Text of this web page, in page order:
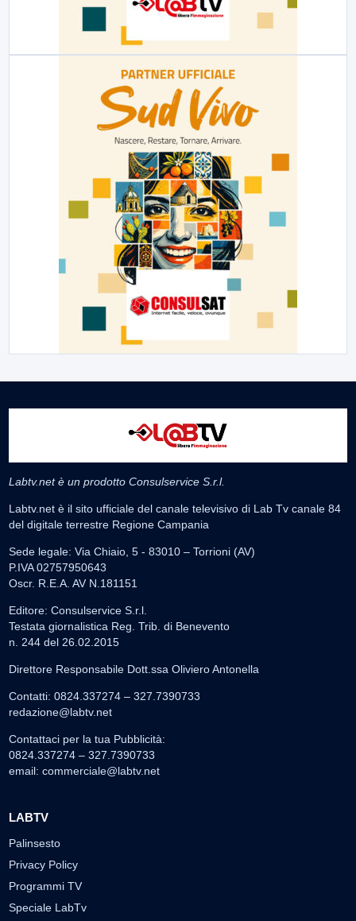
Labtv.net è un prodotto Consulservice S.r.l.
Labtv.net è il sito ufficiale del canale televisivo di Lab Tv canale 84
del digitale terrestre Regione Campania
Sede legale: Via Chiaio, 5 - 83010 – Torrioni (AV)
P.IVA 02757950643
Oscr. R.E.A. AV N.181151
Editore: Consulservice S.r.l.
Testata giornalistica Reg. Trib. di Benevento
n. 244 del 26.02.2015
Direttore Responsabile Dott.ssa Oliviero Antonella
Contatti: 0824.337274 – 327.7390733
redazione@labtv.net
Contattaci per la tua Pubblicità:
0824.337274 – 327.7390733
email: commerciale@labtv.net
LABTV
Palinsesto
Privacy Policy
Programmi TV
Speciale LabTv